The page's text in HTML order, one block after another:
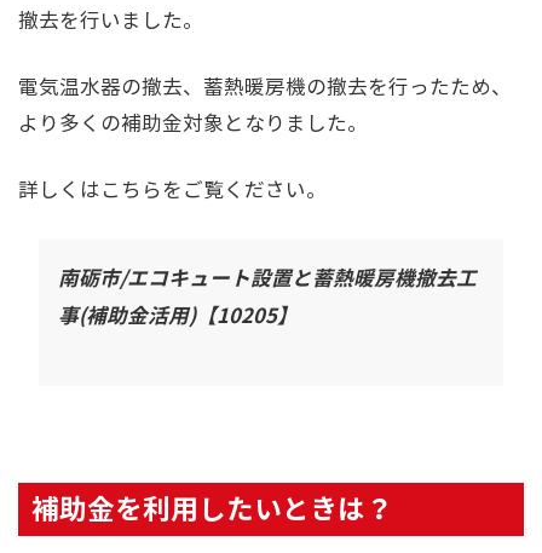
撤去を行いました。
電気温水器の撤去、蓄熱暖房機の撤去を行ったため、
より多くの補助金対象となりました。
詳しくはこちらをご覧ください。
南砺市/エコキュート設置と蓄熱暖房機撤去工
事(補助金活用)【10205】
補助金を利用したいときは？